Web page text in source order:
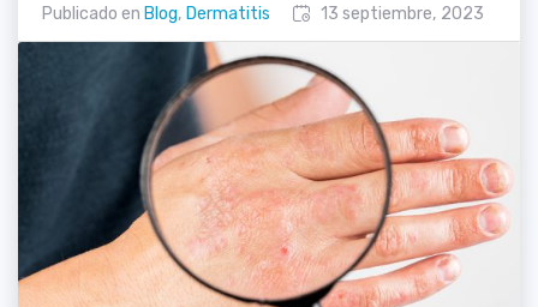
13 septiembre, 2023
Publicado en Blog, Dermatitis